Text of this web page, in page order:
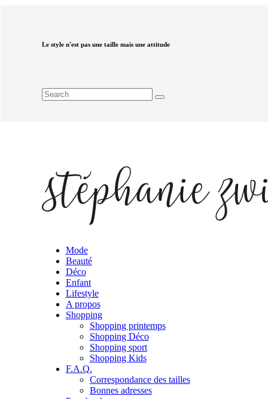
Le style n'est pas une taille mais une attitude
Mode
Beauté
Déco
Enfant
Lifestyle
A propos
Shopping
Shopping printemps
Shopping Déco
Shopping sport
Shopping Kids
F.A.Q.
Correspondance des tailles
Bonnes adresses